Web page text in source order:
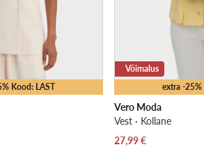
Kood: LAST extra -
Võimalus
Vero Moda
Vest · Kollane
Praegune hind
27,99€